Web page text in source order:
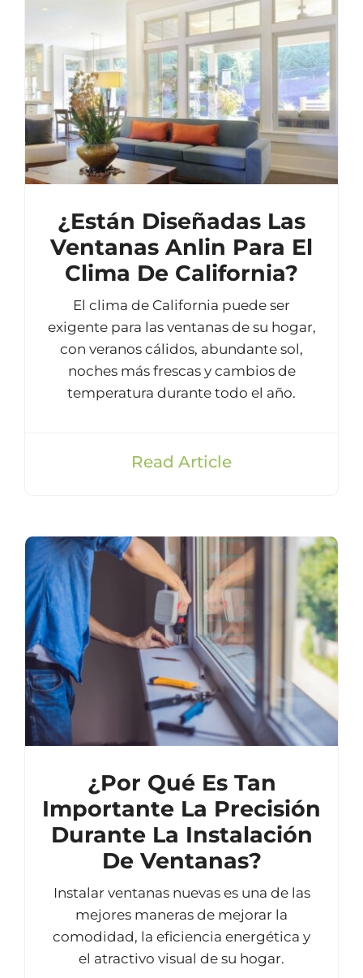
¿Están Diseñadas Las
Ventanas Anlin Para El
Clima De California?
El clima de California puede ser
exigente para las ventanas de su hogar,
con veranos cálidos, abundante sol,
noches más frescas y cambios de
temperatura durante todo el año.
Read Article
¿Por Qué Es Tan
Importante La Precisión
Durante La Instalación
De Ventanas?
Instalar ventanas nuevas es una de las
mejores maneras de mejorar la
comodidad, la eficiencia energética y
el atractivo visual de su hogar.